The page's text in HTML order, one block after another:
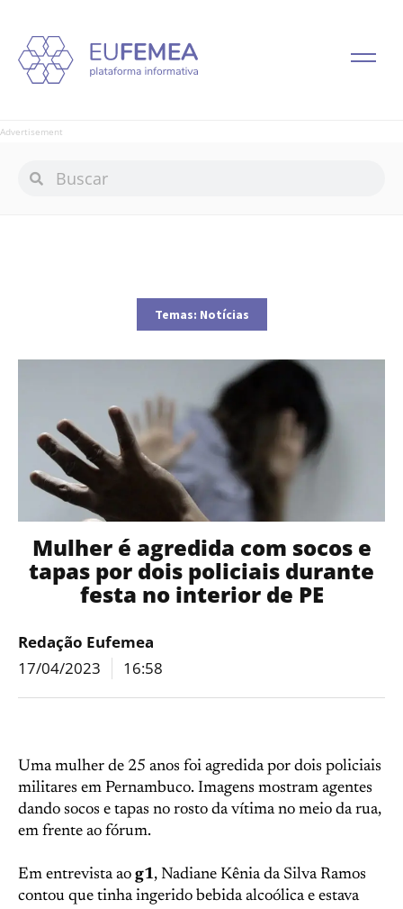
Advertisement
Temas: Notícias
Mulher é agredida com socos e
tapas por dois policiais durante
festa no interior de PE
Redação Eufemea
17/04/2023
16:58
Uma mulher de 25 anos foi agredida por dois policiais
militares em Pernambuco. Imagens mostram agentes
dando socos e tapas no rosto da vítima no meio da rua,
em frente ao fórum.
Em entrevista ao g1, Nadiane Kênia da Silva Ramos
contou que tinha ingerido bebida alcoólica e estava